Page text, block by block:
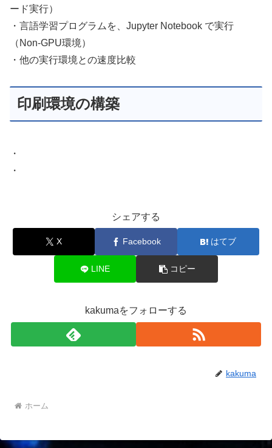
ード実行）
・言語学習プログラムを、Jupyter Notebook で実行
（Non-GPU環境）
・他の実行環境との速度比較
印刷環境の構築
・
・
シェアする
X Facebook はてブ
LINE コピー
kakumaをフォローする
kakuma
ホーム